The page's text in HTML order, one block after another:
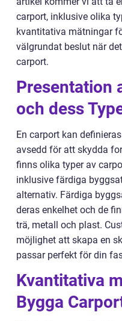
carport, inklusive olika
kvantitativa mätningar
välgrundat beslut när
carport.
Presentation
och dess
En carport kan
avsedd för att skydda
finns olika typer av
inklusive färdiga
alternativ. Färdiga
deras enkelhet och de
trä, metall och plast.
möjlighet att skapa en
passar perfekt för din
Kvantitativa
Bygga